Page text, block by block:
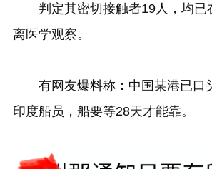
判定其密切接触者19人，均已
离医学观察。
有网友爆料称：中国某港已口
印度船员，船要等28天才能靠。